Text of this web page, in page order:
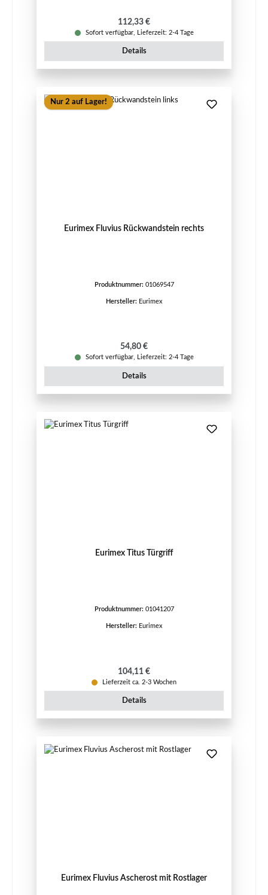
Regulärer Preis:
112,33 €
Sofort verfügbar, Lieferzeit: 2-4 Tage
Details
Nur 2 auf Lager!
Eurimex Fluvius Rückwandstein rechts
Produktnummer: 01069547
Hersteller: Eurimex
Regulärer Preis:
54,80 €
Sofort verfügbar, Lieferzeit: 2-4 Tage
Details
Eurimex Titus Türgriff
Produktnummer: 01041207
Hersteller: Eurimex
Regulärer Preis:
104,11 €
Lieferzeit ca. 2-3 Wochen
Details
Eurimex Fluvius Ascherost mit Rostlager